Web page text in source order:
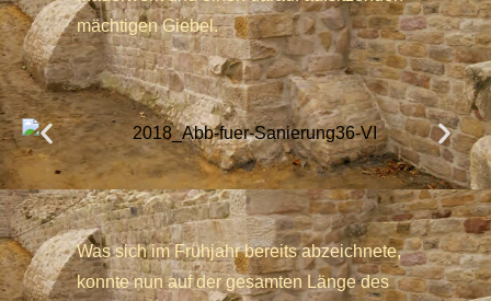
mächtigen Giebel.
Was sich im Frühjahr bereits abzeichnete,
konnte nun auf der gesamten Länge des